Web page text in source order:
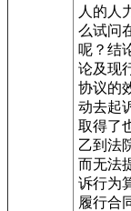
人的人
么试问
呢？结
论及现
协议的
动去起
取得了
乙到法
而无法
诉行为
履行合